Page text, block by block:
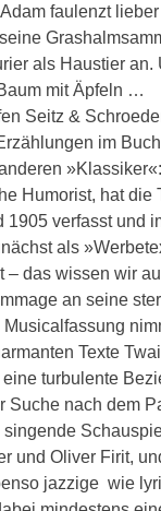
faulenzt
als Haustier an.
mit Äpfeln …
Seitz &
im
Humorist, hat die
1905 verfasst und
als
– das wissen wir
an seine
Texte
turbulente
Suche nach dem
singende
und Oliver Firit,
jazzige wie